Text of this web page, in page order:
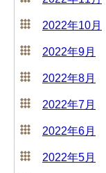
2022年10月
2022年9月
2022年8月
2022年7月
2022年6月
2022年5月